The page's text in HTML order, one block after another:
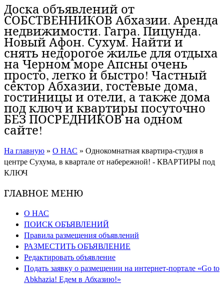
Доска объявлений от
СОБСТВЕННИКОВ Абхазии. Аренда
недвижимости. Гагра. Пицунда.
Новый Афон. Сухум. Найти и
снять недорогое жилье для отдыха
на Черном море Апсны очень
просто, легко и быстро! Частный
сектор Абхазии, гостевые дома,
гостиницы и отели, а также дома
под ключ и квартиры посуточно
БЕЗ ПОСРЕДНИКОВ на одном
сайте!
На главную » О НАС » Однокомнатная квартира-студия в
центре Сухума, в квартале от набережной! - КВАРТИРЫ под
КЛЮЧ
ГЛАВНОЕ МЕНЮ
О НАС
ПОИСК ОБЪЯВЛЕНИЙ
Правила размещения объявлений
РАЗМЕСТИТЬ ОБЪЯВЛЕНИЕ
Редактировать объявление
Подать заявку о размещении на интернет-портале «Go to
Abkhazia! Едем в Абхазию!»